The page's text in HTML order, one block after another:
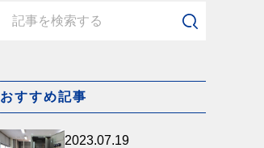
快適を⽀えるメンテナ
おすすめ記事
2023.07.19